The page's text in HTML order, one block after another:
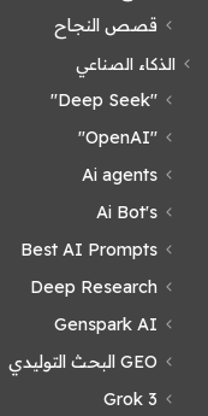
قصص النجاح
الذكاء الصناعي
"Deep Seek"
"OpenAI"
Ai agents
Ai Bot's
Best AI Prompts
Deep Research
Genspark AI
GEO البحث التوليدي
Grok 3